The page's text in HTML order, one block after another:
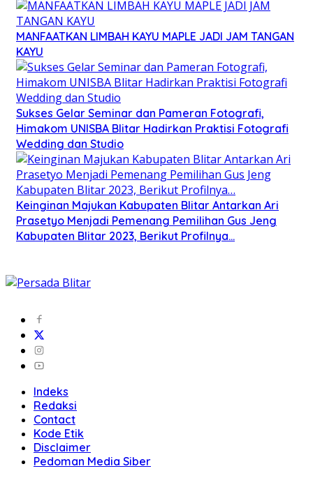
MANFAATKAN LIMBAH KAYU MAPLE JADI JAM TANGAN
KAYU
Sukses Gelar Seminar dan Pameran Fotografi,
Himakom UNISBA Blitar Hadirkan Praktisi Fotografi
Wedding dan Studio
Keinginan Majukan Kabupaten Blitar Antarkan Ari
Prasetyo Menjadi Pemenang Pemilihan Gus Jeng
Kabupaten Blitar 2023, Berikut Profilnya…
Indeks
Redaksi
Contact
Kode Etik
Disclaimer
Pedoman Media Siber